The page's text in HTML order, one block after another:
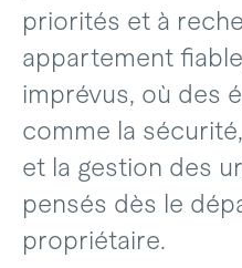
priorités et à
appartement
imprévus, où des
comme la
et la gestion des
pensés dès le
propriétaire.